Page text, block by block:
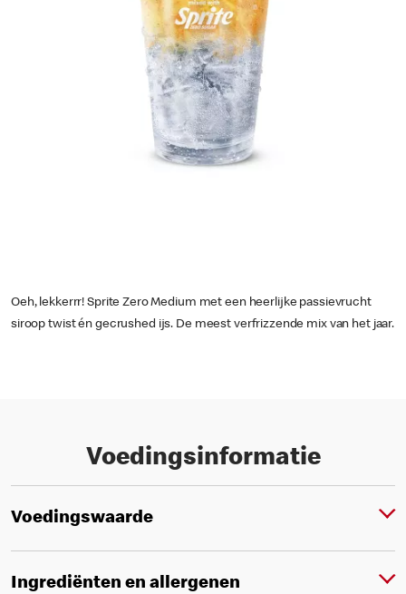
Oeh, lekkerrr! Sprite Zero Medium met een heerlijke passievrucht
siroop twist én gecrushed ijs. De meest verfrizzende mix van het jaar.
Voedingsinformatie
Voedingswaarde
Ingrediënten en allergenen